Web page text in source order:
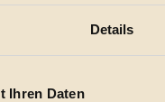
Details
Ihren Daten